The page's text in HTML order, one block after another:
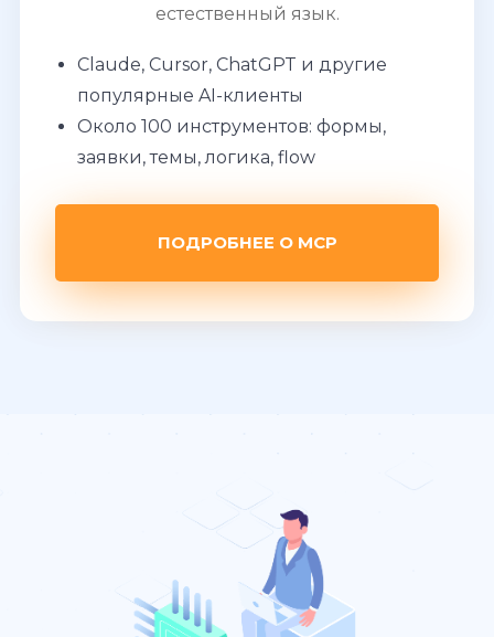
естественный язык.
Claude, Cursor, ChatGPT и другие
популярные AI-клиенты
Около 100 инструментов: формы,
заявки, темы, логика, flow
ПОДРОБНЕЕ О MCP